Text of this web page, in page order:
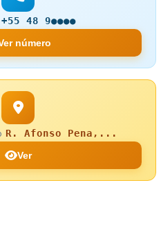
+55 48 9●●●●
número
R. Afonso Pena,...
Ver